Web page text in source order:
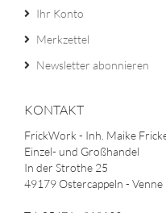
Ihr Konto
Merkzettel
Newsletter abonnieren
KONTAKT
FrickWork - Inh. Maike
Einzel- und Großhandel
In der Strothe 25
49179 Ostercappeln - Venne